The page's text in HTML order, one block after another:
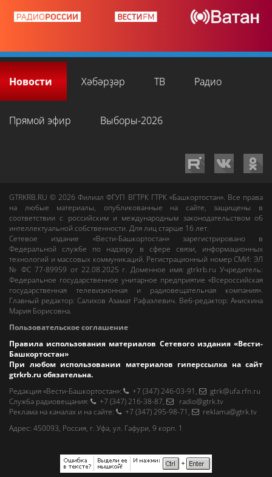
Новости Хәбәрҙәр ТВ Радио
Прямой эфир Выборы-2026
GTRKRB.RU © 2026Филиал ФГУП ВГТРК ГТРК «Башкортостан». Все права
на любые материалы, опубликованные на сайте, защищены в
соответствии с российским и международным законодательством об
интеллектуальной собственности. Для лиц старше 16 лет.
Сетевое издание «Вести-Башкортостан»зарегистрировано в
Федеральной службе по надзору в сфере связи, информационных
технологий и массовых коммуникаций. Регистрационный номер СМИ: ЭЛ
№ ФС 77-89959 от 22.08.2025 г. Доменное имя:gtrkrb.ru Учредитель:
Федеральное государственное унитарное предприятие «Всероссийская
государственная телевизионная и радиовещательная компания».
Главный редактор:Салихов Азамат Рафаэлевич. Веб-редактор:Анискина
Мария Борисовна.
Пользовательское соглашение
Правила использования материалов Сетевого издания «Вести-
Башкортостан»
При любом использовании материалов гиперссылка на сайт
gtrkrb.ru обязательна.
Редакция «Вести-Башкортостан»: +7 (347) 246-03-91 ,
gtrk@ufa.rfn.ru
Cлужба радиовещания: +7 (347) 216-38-87,
radio@gtrk.tv
Реклама на каналах и на сайте: +7 (347) 295-98-71 ,
reklama@gtrk.tv
Адрес: 450093, Россия, г. Уфа, ул. Гафури, 9 корп. 1